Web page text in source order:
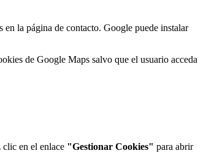
la página de contacto. Google puede instalar
de Google Maps salvo que el usuario acceda
clic en el enlace "Gestionar Cookies" para abrir